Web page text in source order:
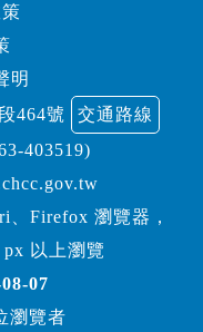
明
464號
交通路線
403519)
、Firefox 瀏覽器，
以上瀏覽
07
瀏覽者